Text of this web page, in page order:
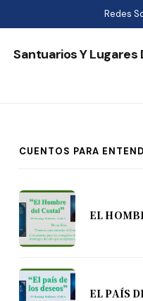
Redes
Santuarios Y Lugares
CUENTOS PARA
EL
EL PAÍS